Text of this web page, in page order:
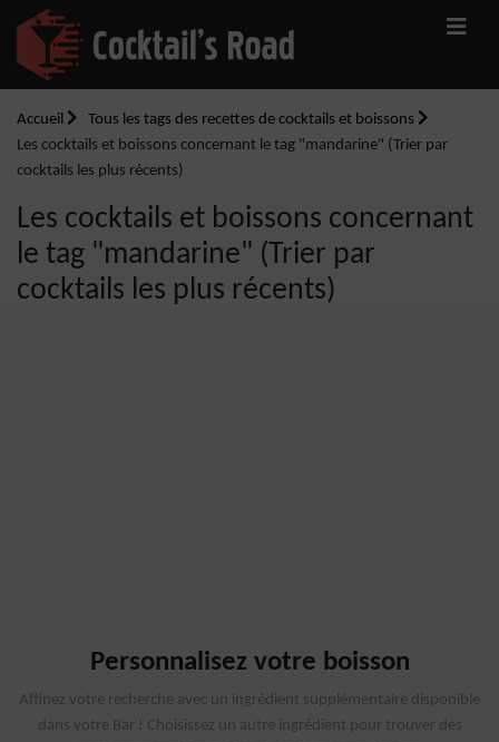
Accueil
Tous les tags des recettes de cocktails et boissons
Les cocktails et boissons concernant le tag "mandarine" (Trier par
cocktails les plus récents)
Les cocktails et boissons concernant
le tag "mandarine" (Trier par
cocktails les plus récents)
Personnalisez votre boisson
Affinez votre recherche avec un ingrédient supplémentaire disponible
dans votre Bar ! Choisissez un autre ingrédient pour trouver des